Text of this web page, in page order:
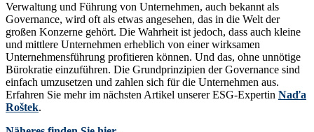
Verwaltung und Führung von Unternehmen, auch bekannt als
Governance, wird oft als etwas angesehen, das in die Welt der
großen Konzerne gehört. Die Wahrheit ist jedoch, dass auch kleine
und mittlere Unternehmen erheblich von einer wirksamen
Unternehmensführung profitieren können. Und das, ohne unnötige
Bürokratie einzuführen. Die Grundprinzipien der Governance sind
einfach umzusetzen und zahlen sich für die Unternehmen aus.
Erfahren Sie mehr im nächsten Artikel unserer ESG-Expertin Naďa
Roštek.